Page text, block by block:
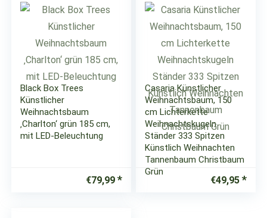
Black Box Trees
Künstlicher
Weihnachtsbaum
‚Charlton‘ grün 185 cm,
mit LED-Beleuchtung
€79,99
Casaria Künstlicher
Weihnachtsbaum, 150
cm Lichterkette
Weihnachtskugeln
Ständer 333 Spitzen
Künstlich Weihnachten
Tannenbaum Christbaum
Grün
€49,95